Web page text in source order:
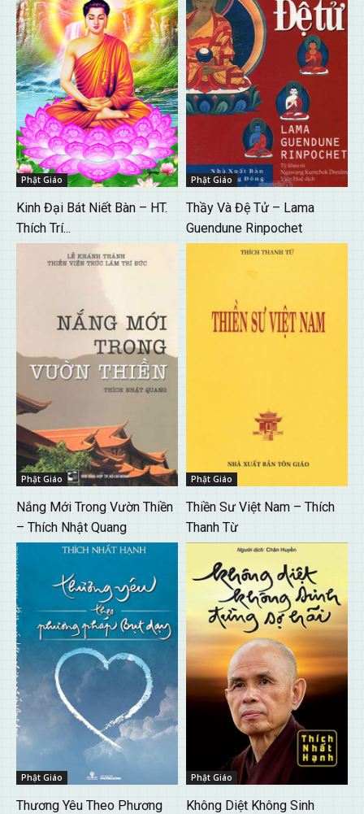
Phật Giáo
Kinh Đại Bát Niết Bàn – HT.
Thích Trí...
Phật Giáo
Thầy Và Đệ Tử – Lama
Guendune Rinpochet
Phật Giáo
Nắng Mới Trong Vườn Thiền
– Thích Nhật Quang
Phật Giáo
Thiền Sư Việt Nam – Thích
Thanh Từ
Phật Giáo
Thương Yêu Theo Phương
Phật Giáo
Không Diệt Không Sinh